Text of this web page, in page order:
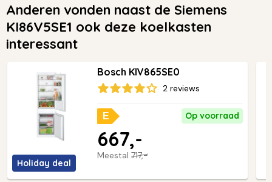
Anderen vonden naast de Siemens
KI86V5SE1 ook deze koelkasten
interessant
Holiday deal
Bosch KIV865SE0
2 reviews
E Op voorraad
Meestal 717,-
667,-